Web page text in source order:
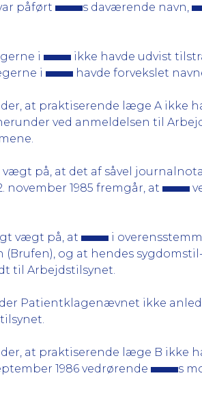
påført
s daværende navn,
i
ikke havde udvist
i
havde forvekslet
at praktiserende læge A ikke
herunder ved anmeldelsen til
på, at det af såvel
november 1985 fremgår, at
vægt på, at
i
(Brufen), og at hendes
til Arbejdstilsynet.
Patientklagenævnet ikke
at praktiserende læge B ikke
1986 vedrørende
s